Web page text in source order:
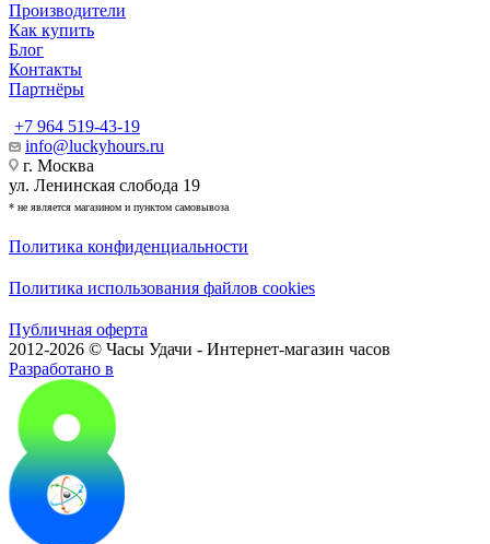
Производители
Как купить
Блог
Контакты
Партнёры
+7 964 519-43-19
info@luckyhours.ru
г. Москва
ул. Ленинская слобода 19
* не является магазином и пунктом самовывоза
Политика конфиденциальности
Политика использования файлов cookies
Публичная оферта
2012-2026 © Часы Удачи - Интернет-магазин часов
Разработано в